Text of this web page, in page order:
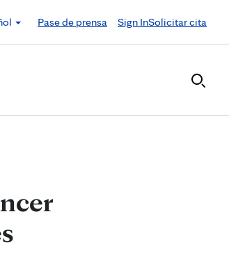
Pase de prensa Sign InSolicitar cita